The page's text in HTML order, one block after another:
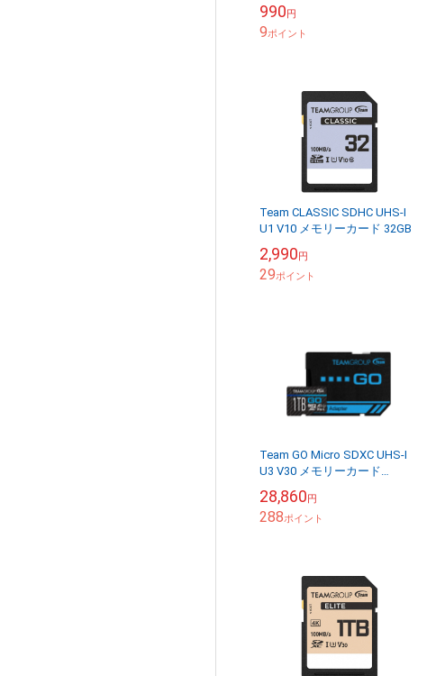
990円
9ポイント
Team CLASSIC SDHC UHS-I
U1 V10 メモリーカード 32GB
2,990円
29ポイント
Team GO Micro SDXC UHS-I
U3 V30 メモリーカード
き】
28,860円
288ポイント